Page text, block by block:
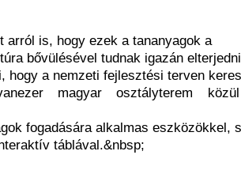
arról is, hogy ezek a tananyagok a
bővülésével tudnak igazán
hogy a nemzeti fejlesztési terven
magyar osztályterem közül
fogadására alkalmas eszközökkel,
táblával.&nbsp;